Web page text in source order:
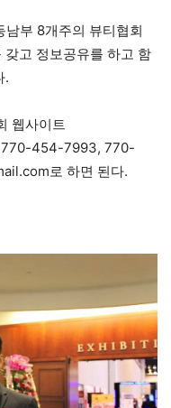
부 8개주의 뷰티협회
고 정보공유를 하고 함
.
웹사이트
770-454-7993, 770-
로 하면 된다.